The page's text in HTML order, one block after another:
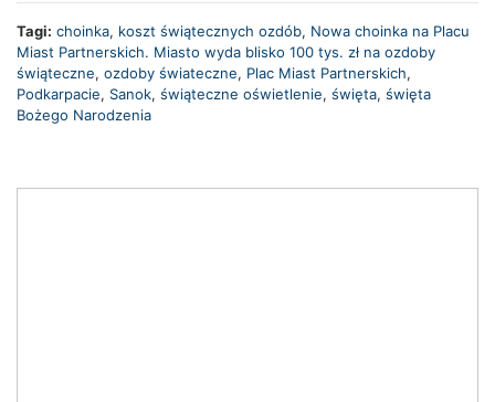
Tagi: choinka, koszt świątecznych ozdób, Nowa choinka na Placu
Miast Partnerskich. Miasto wyda blisko 100 tys. zł na ozdoby
świąteczne, ozdoby świateczne, Plac Miast Partnerskich,
Podkarpacie, Sanok, świąteczne oświetlenie, święta, święta
Bożego Narodzenia